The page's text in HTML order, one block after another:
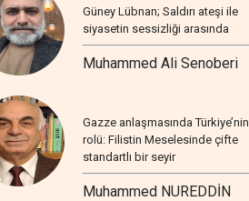
Güney Lübnan; Saldırı ateşi ile
siyasetin sessizliği arasında
Muhammed Ali Senoberi
Gazze anlaşmasında Türkiye’nin
rolü: Filistin Meselesinde çifte
standartlı bir seyir
Muhammed NUREDDİN